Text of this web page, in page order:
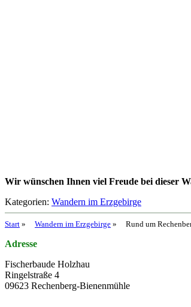
Wir wünschen Ihnen viel Freude bei dieser
Kategorien: Wandern im Erzgebirge
Start » Wandern im Erzgebirge » Rund um
Adresse
Fischerbaude Holzhau
Ringelstraße 4
09623 Rechenberg-Bienenmühle